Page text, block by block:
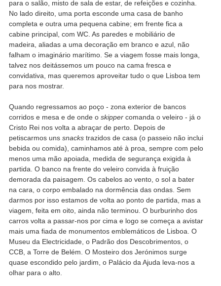
para o salão, misto de sala de estar, de refeições e cozinha.
No lado direito, uma porta esconde uma casa de banho
completa e outra uma pequena cabine; em frente fica a
cabine principal, com WC. As paredes e mobiliário de
madeira, aliadas a uma decoração em branco e azul, não
falham o imaginário marítimo. Se a viagem fosse mais longa,
talvez nos deitássemos um pouco na cama fresca e
convidativa, mas queremos aproveitar tudo o que Lisboa tem
para nos mostrar.
Quando regressamos ao poço - zona exterior de bancos
corridos e mesa e de onde o skippercomanda o veleiro - já o
Cristo Rei nos volta a abraçar de perto. Depois de
petiscarmos uns snackstrazidos de casa (o passeio não inclui
bebida ou comida), caminhamos até à proa, sempre com pelo
menos uma mão apoiada, medida de segurança exigida à
partida. O banco na frente do veleiro convida à fruição
demorada da paisagem. Os cabelos ao vento, o sol a bater
na cara, o corpo embalado na dormência das ondas. Sem
darmos por isso estamos de volta ao ponto de partida, mas a
viagem, feita em oito, ainda não terminou. O burburinho dos
carros volta a passar-nos por cima e logo se começa a avistar
mais uma fiada de monumentos emblemáticos de Lisboa. O
Museu da Electricidade, o Padrão dos Descobrimentos, o
CCB, a Torre de Belém. O Mosteiro dos Jerónimos surge
quase escondido pelo jardim, o Palácio da Ajuda leva-nos a
olhar para o alto.